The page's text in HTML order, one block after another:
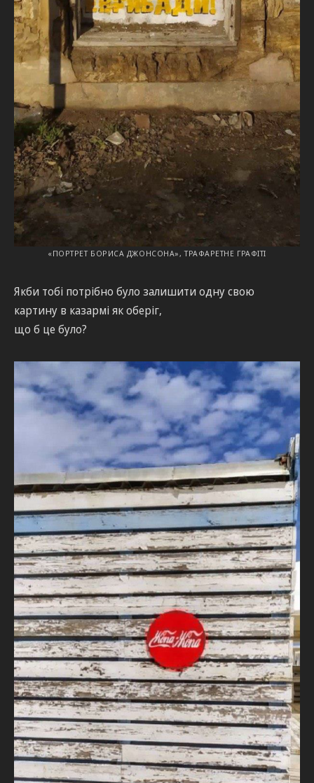
«ПОРТРЕТ БОРИСА ДЖОНСОНА», ТРАФАРЕТНЕ ГРАФІТІ
Якби тобі потрібно було залишити одну свою
картину в казармі як оберіг,
що б це було?